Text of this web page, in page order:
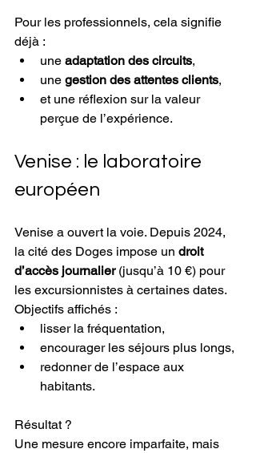
Pour les professionnels, cela signifie
déjà :
une adaptation des circuits,
une gestion des attentes clients,
et une réflexion sur la valeur
perçue de l’expérience.
Venise : le laboratoire
européen
Venise a ouvert la voie. Depuis 2024,
la cité des Doges impose un droit
d’accès journalier (jusqu’à 10 €) pour
les excursionnistes à certaines dates.
Objectifs affichés :
lisser la fréquentation,
encourager les séjours plus longs,
redonner de l’espace aux
habitants.
Résultat ?
Une mesure encore imparfaite, mais